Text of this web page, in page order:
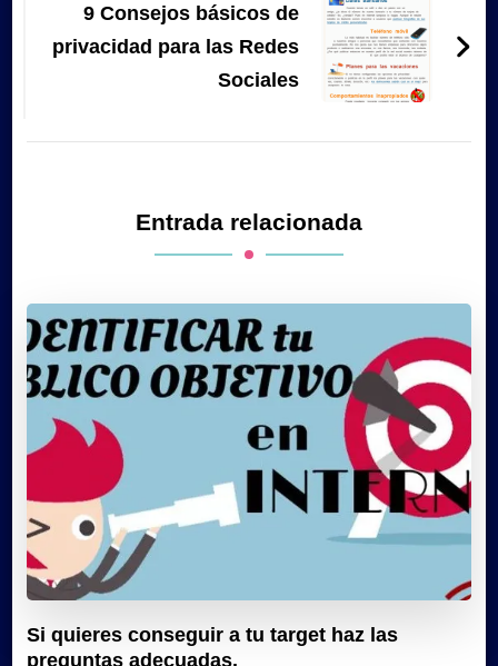
9 Consejos básicos de
privacidad para las Redes
Sociales
Entrada relacionada
Si quieres conseguir a tu target haz las
preguntas adecuadas.